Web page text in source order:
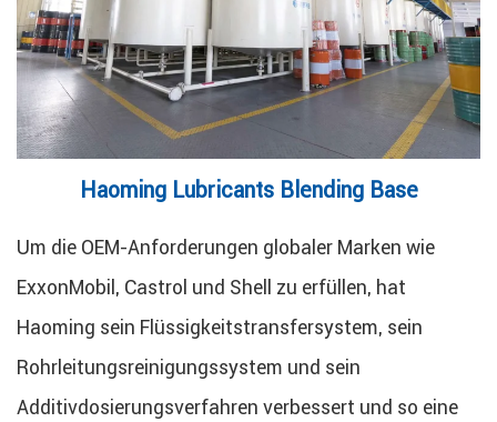
Haoming Lubricants Blending Base
Um die OEM-Anforderungen globaler Marken wie
ExxonMobil, Castrol und Shell zu erfüllen, hat
Haoming sein Flüssigkeitstransfersystem, sein
Rohrleitungsreinigungssystem und sein
Additivdosierungsverfahren verbessert und so eine